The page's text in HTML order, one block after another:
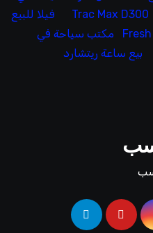
Trac Max D300
فيلا للبيع
مكتب سياحة في
بيع ساعة ريتشارد